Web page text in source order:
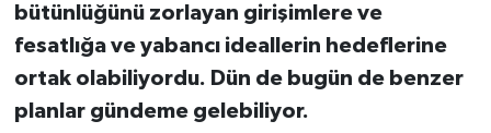
bütünlüğünü zorlayan girişimlere ve
fesatlığa ve yabancı ideallerin hedeflerine
ortak olabiliyordu. Dün de bugün de benzer
planlar gündeme gelebiliyor.